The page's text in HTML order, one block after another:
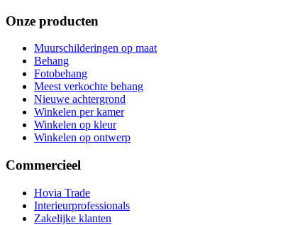
Onze producten
Muurschilderingen op maat
Behang
Fotobehang
Meest verkochte behang
Nieuwe achtergrond
Winkelen per kamer
Winkelen op kleur
Winkelen op ontwerp
Commercieel
Hovia Trade
Interieurprofessionals
Zakelijke klanten